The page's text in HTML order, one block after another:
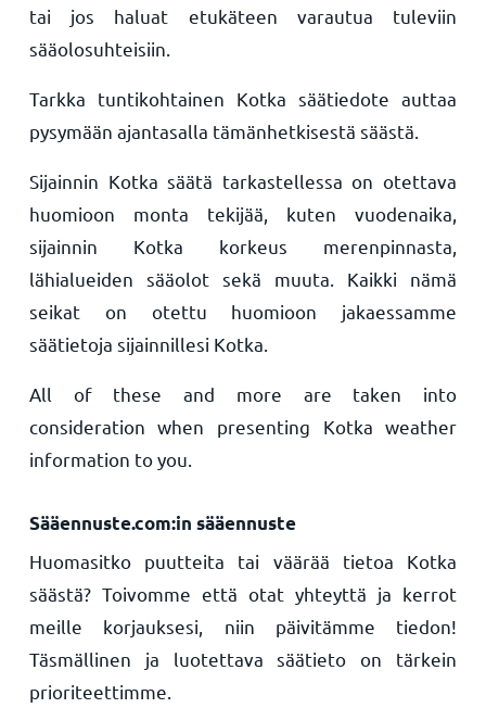
tai jos haluat etukäteen varautua tuleviin
sääolosuhteisiin.
Tarkka tuntikohtainen Kotka säätiedote auttaa
pysymään ajantasalla tämänhetkisestä säästä.
Sijainnin Kotka säätä tarkastellessa on otettava
huomioon monta tekijää, kuten vuodenaika,
sijainnin Kotka korkeus merenpinnasta,
lähialueiden sääolot sekä muuta. Kaikki nämä
seikat on otettu huomioon jakaessamme
säätietoja sijainnillesi Kotka.
All of these and more are taken into
consideration when presenting Kotka weather
information to you.
Sääennuste.com:in sääennuste
Huomasitko puutteita tai väärää tietoa Kotka
säästä? Toivomme että otat yhteyttä ja kerrot
meille korjauksesi, niin päivitämme tiedon!
Täsmällinen ja luotettava säätieto on tärkein
prioriteettimme.